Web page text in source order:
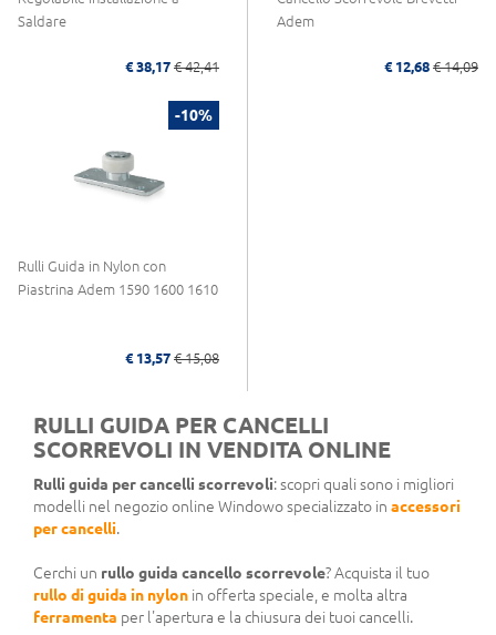
Saldare
€ 38,17 € 42,41
Adem
€ 12,68 € 14,09
-10%
Rulli Guida in Nylon con
Piastrina Adem 1590 1600 1610
€ 13,57 € 15,08
RULLI GUIDA PER CANCELLI
SCORREVOLI IN VENDITA ONLINE
Rulli guida per cancelli scorrevoli: scopri quali sono i migliori
modelli nel negozio online Windowo specializzato in accessori
per cancelli.
Cerchi un rullo guida cancello scorrevole? Acquista il tuo
rullo di guida in nylon in offerta speciale, e molta altra
ferramenta per l'apertura e la chiusura dei tuoi cancelli.